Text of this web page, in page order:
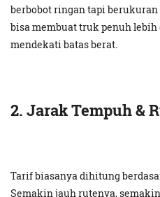
berbobot ringan tapi
bisa membuat truk penuh
mendekati batas berat.
2. Jarak Tempuh &
Tarif biasanya dihitung
Semakin jauh rutenya,